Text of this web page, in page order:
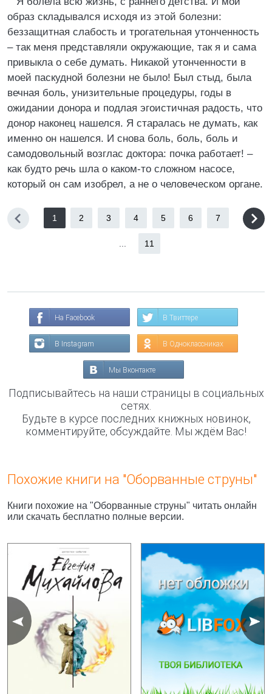
образ складывался исходя из этой болезни:
беззащитная слабость и трогательная утонченность
– так меня представляли окружающие, так я и сама
привыкла о себе думать. Никакой утонченности в
моей паскудной болезни не было! Был стыд, была
вечная боль, унизительные процедуры, годы в
ожидании донора и подлая эгоистичная радость, что
донор наконец нашелся. Я старалась не думать, как
именно он нашелся. И снова боль, боль, боль и
самодовольный возглас доктора: почка работает! –
как будто речь шла о каком-то сложном насосе,
который он сам изобрел, а не о человеческом органе.
1 2 3 4 5 6 7
11
На Facebook В Твиттере
В Instagram В Одноклассниках
Мы Вконтакте
Подписывайтесь на наши страницы в социальных
сетях.
Будьте в курсе последних книжных новинок,
комментируйте, обсуждайте. Мы ждём Вас!
Похожие книги на "Оборванные струны"
Книги похожие на "Оборванные струны" читать онлайн
или скачать бесплатно полные версии.